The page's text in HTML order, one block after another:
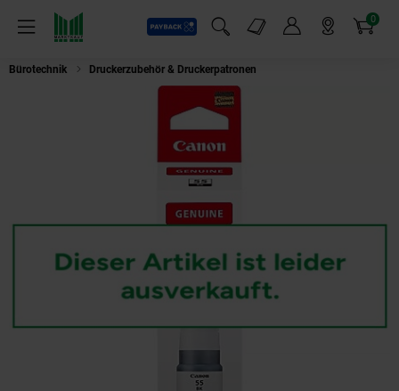
Menü
Payback
Suchfeld einblenden
Markt-Angebote 0
Artikel
Bürotechnik Druckerzubehör & Druckerpatronen